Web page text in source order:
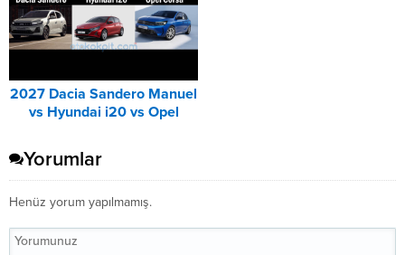
2027 Dacia Sandero Manuel
vs Hyundai i20 vs Opel
Yorumlar
Henüz yorum yapılmamış.